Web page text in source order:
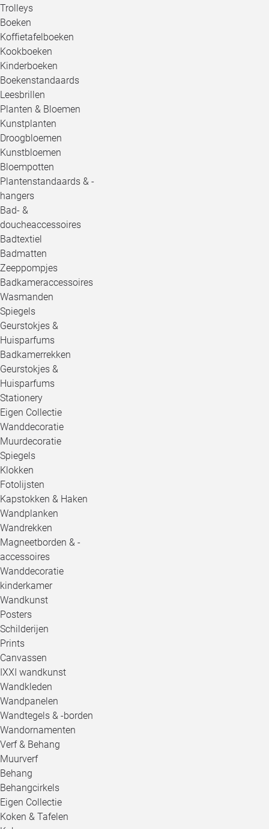
Trolleys
Boeken
Koffietafelboeken
Kookboeken
Kinderboeken
Boekenstandaards
Leesbrillen
Planten & Bloemen
Kunstplanten
Droogbloemen
Kunstbloemen
Bloempotten
Plantenstandaards & -
hangers
Bad- &
doucheaccessoires
Badtextiel
Badmatten
Zeeppompjes
Badkameraccessoires
Wasmanden
Spiegels
Geurstokjes &
Huisparfums
Badkamerrekken
Geurstokjes &
Huisparfums
Stationery
Eigen Collectie
Wanddecoratie
Muurdecoratie
Spiegels
Klokken
Fotolijsten
Kapstokken & Haken
Wandplanken
Wandrekken
Magneetborden & -
accessoires
Wanddecoratie
kinderkamer
Wandkunst
Posters
Schilderijen
Prints
Canvassen
IXXI wandkunst
Wandkleden
Wandpanelen
Wandtegels & -borden
Wandornamenten
Verf & Behang
Muurverf
Behang
Behangcirkels
Eigen Collectie
Koken & Tafelen